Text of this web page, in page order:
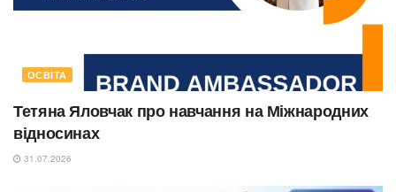
ОСВІТА
Тетяна Яловчак про навчання на Міжнародних
відносинах
31.07.2026